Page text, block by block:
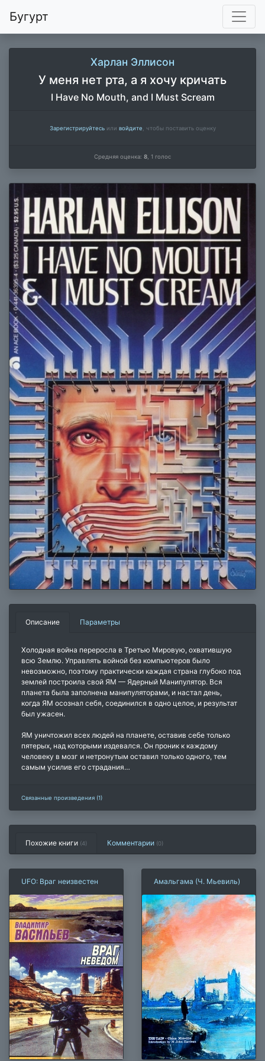
Бугурт
Харлан Эллисон
У меня нет рта, а я хочу кричать
I Have No Mouth, and I Must Scream
Зарегистрируйтесьили войдите , чтобы поставить оценку
Средняя оценка: 8 1 голос
Описание Параметры
Холодная война переросла в Третью Мировую, охватившую
всю Землю. Управлять войной без компьютеров было
невозможно, поэтому практически каждая страна глубоко под
землей построила свой ЯМ — Ядерный Манипулятор. Вся
планета была заполнена манипуляторами, и настал день,
когда ЯМ осознал себя, соединился в одно целое, и результат
был ужасен.
ЯМ уничтожил всех людей на планете, оставив себе только
пятерых, над которыми издевался. Он проник к каждому
человеку в мозг и нетронутым оставил только одного, тем
самым усилив его страдания…
Связанные произведения (1)
Похожие книги (4) Комментарии (0)
UFO: Враг неизвестен Амальгама (Ч. Мьевиль)